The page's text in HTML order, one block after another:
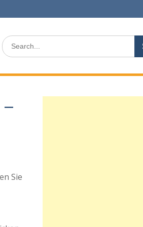
Search
for:
–
Sie